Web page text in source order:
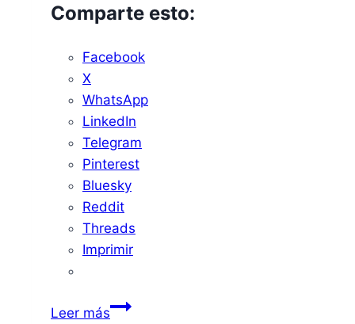
Comparte esto:
Facebook
X
WhatsApp
LinkedIn
Telegram
Pinterest
Bluesky
Reddit
Threads
Imprimir
Leer másAEMET